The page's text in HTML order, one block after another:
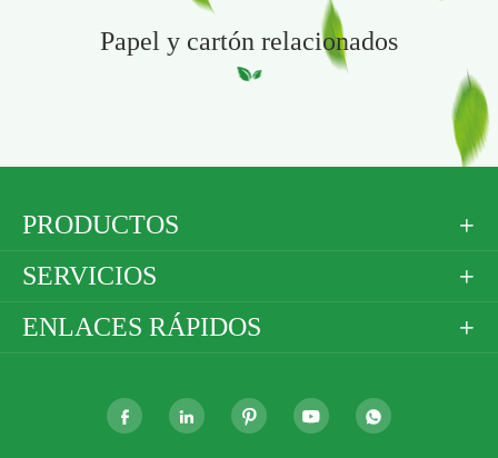
Papel y cartón relacionados
PRODUCTOS 
SERVICIOS 
ENLACES RÁPIDOS 
    